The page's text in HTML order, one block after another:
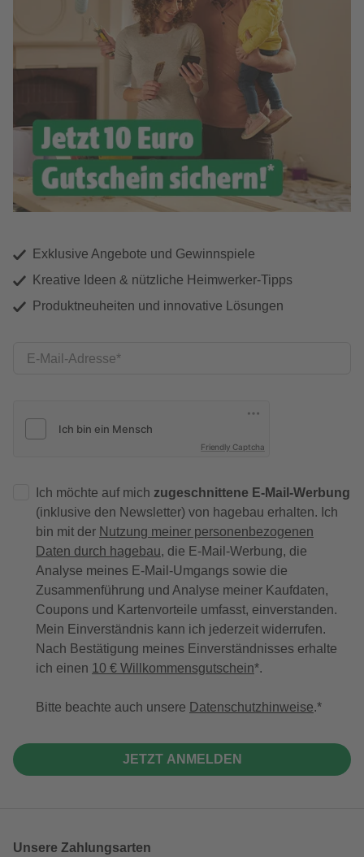
Exklusive Angebote und Gewinnspiele
Kreative Ideen & nützliche Heimwerker-Tipps
Produktneuheiten und innovative Lösungen
E-Mail-Adresse
Friendly Captcha
Ich möchte auf mich zugeschnittene E-Mail-Werbung
(inklusive den Newsletter) von hagebau erhalten. Ich
bin mit der Nutzung meiner personenbezogenen
Daten durch hagebau, die E-Mail-Werbung, die
Analyse meines E-Mail-Umgangs sowie die
Zusammenführung und Analyse meiner Kaufdaten,
Coupons und Kartenvorteile umfasst, einverstanden.
Mein Einverständnis kann ich jederzeit widerrufen.
Nach Bestätigung meines Einverständnisses erhalte
ich einen 10 € Willkommensgutschein*.
Bitte beachte auch unsere Datenschutzhinweise.
JETZT ANMELDEN
Unsere Zahlungsarten